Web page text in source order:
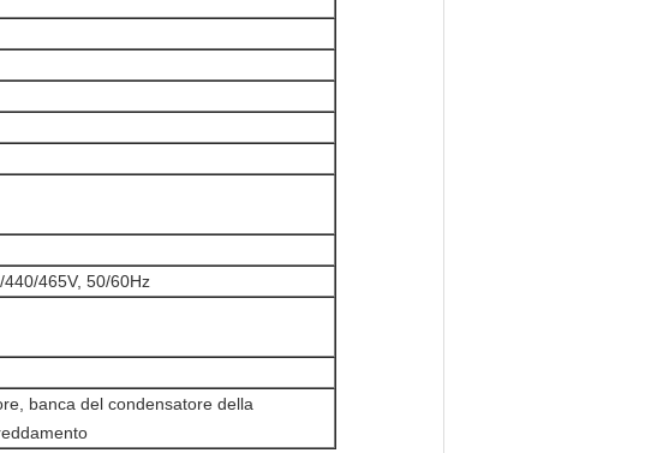
465V, 50/60Hz
banca del condensatore della